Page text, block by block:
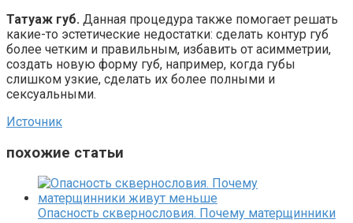
Татуаж губ. Данная процедура также помогает решать
какие-то эстетические недостатки: сделать контур губ
более четким и правильным, избавить от асимметрии,
создать новую форму губ, например, когда губы
слишком узкие, сделать их более полными и
сексуальными.
Источник
похожие статьи
Опасность сквернословия. Почему матерщинники